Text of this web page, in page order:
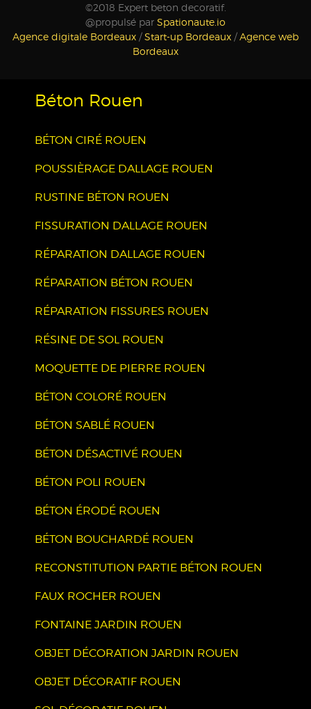
©2018 Expert beton decoratif.
@propulsé par Spationaute.io
Agence digitale Bordeaux /Start-up Bordeaux /Agence web
Bordeaux
Béton Rouen
BÉTON CIRÉ ROUEN
POUSSIÈRAGE DALLAGE ROUEN
RUSTINE BÉTON ROUEN
FISSURATION DALLAGE ROUEN
RÉPARATION DALLAGE ROUEN
RÉPARATION BÉTON ROUEN
RÉPARATION FISSURES ROUEN
RÉSINE DE SOL ROUEN
MOQUETTE DE PIERRE ROUEN
BÉTON COLORÉ ROUEN
BÉTON SABLÉ ROUEN
BÉTON DÉSACTIVÉ ROUEN
BÉTON POLI ROUEN
BÉTON ÉRODÉ ROUEN
BÉTON BOUCHARDÉ ROUEN
RECONSTITUTION PARTIE BÉTON ROUEN
FAUX ROCHER ROUEN
FONTAINE JARDIN ROUEN
OBJET DÉCORATION JARDIN ROUEN
OBJET DÉCORATIF ROUEN